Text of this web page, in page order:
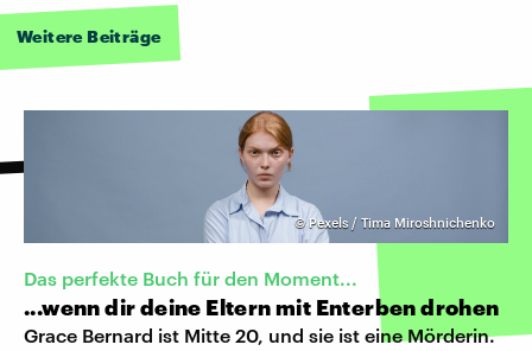
Weitere Beiträge
©Pexels / Tima Miroshnichenko
Das perfekte Buch für den Moment...
...wenn dir deine Eltern mit Enterben drohen
Grace Bernard ist Mitte 20, und sie ist eine Mörderin.